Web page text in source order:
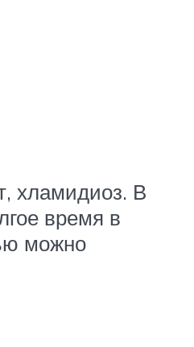
хламидиоз. В
время в
можно